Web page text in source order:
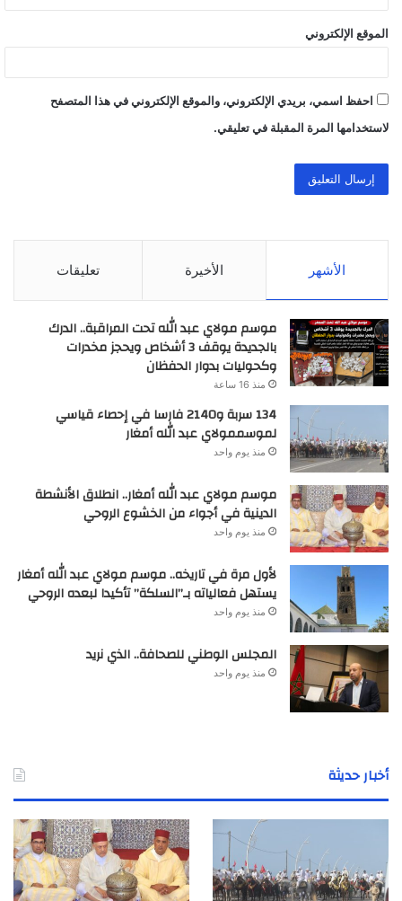
الموقع الإلكتروني
احفظ اسمي، بريدي الإلكتروني، والموقع الإلكتروني في هذا المتصفح
لاستخدامها المرة المقبلة في تعليقي.
الأشهر الأخيرة تعليقات
موسم مولاي عبد الله تحت المراقبة.. الدرك
بالجديدة يوقف 3 أشخاص ويحجز مخدرات
وكحوليات بدوار الحفظان
منذ 16 ساعة
134 سربة و2140 فارسا في إحصاء قياسي
لموسممولاي عبد الله أمغار
منذ يوم واحد
موسم مولاي عبد الله أمغار.. انطلاق الأنشطة
الدينية في أجواء من الخشوع الروحي
منذ يوم واحد
لأول مرة في تاريخه.. موسم مولاي عبد الله أمغار
يستهل فعالياته بـ”السلكة” تأكيدا لبعده الروحي
منذ يوم واحد
المجلس الوطني للصحافة.. الذي نريد
منذ يوم واحد
أخبار حديثة